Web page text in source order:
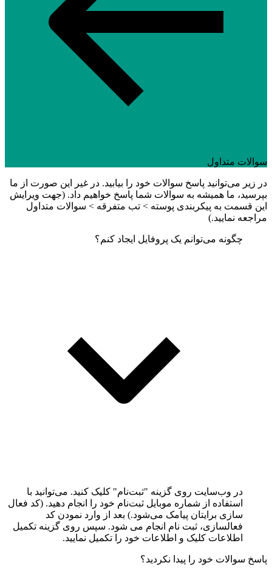
سوالات متداول
در زیر می‌توانید پاسخ سوالات خود را بیابید. در غیر این صورت از ما
بپرسید، ما همیشه به سوالات شما پاسخ خواهیم داد. (جهت ویرایش
این قسمت به پیکربندی پوسته > تب متفرقه > سوالات متداول
مراجعه نمایید.)
چگونه می‌توانم یک پروفایل ایجاد کنم؟
در وب‌سایت روی گزینه "ثبت‌نام" کلیک کنید. می‌توانید با
استفاده از شماره موبایل ثبت‌نام خود را انجام دهید. (کد فعال
سازی برایتان پیامک می‌شود.) بعد از وارد نمودن کد
فعالسازی، ثبت نام انجام می شود. سپس روی گزینه تکمیل
اطلاعات کلیک و اطلاعات خود را تکمیل نمایید.
پاسخ سوالات خود را پیدا نکردید؟